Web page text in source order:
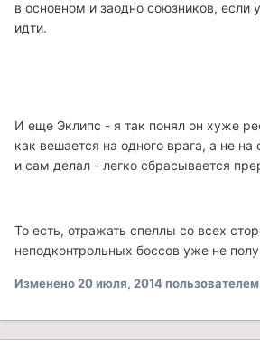
в основном и заодно союзников,
идти.
И еще Эклипс - я так понял он хуже
как вешается на одного врага, а не на
и сам делал - легко сбрасывается
То есть, отражать спеллы со всех
неподконтрольных боссов уже не
Изменено20 июля, 2014пользователем